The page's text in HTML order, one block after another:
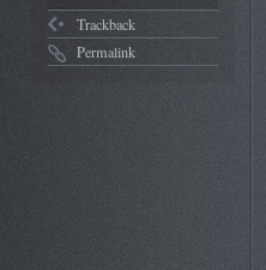
Trackback
Permalink